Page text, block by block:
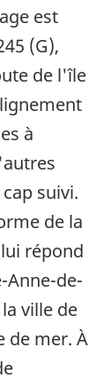
est
(G),
de l'île
à
suivi.
de la
répond
Anne-de-
ville de
de mer. À